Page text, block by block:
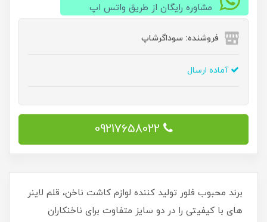
مشاوره رایگان از طریق واتس اپ
فروشنده: سوداگرشاپ
آماده ارسال
09217658022
برند محبوب فلور تولید کننده لوازم کاشت ناخن، قلم لاینر
های با کیفیتی را در دو سایز متفاوت برای ناخنکاران